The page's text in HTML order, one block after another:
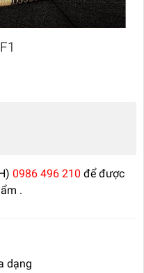
0986 496 210 để được
.
dạng